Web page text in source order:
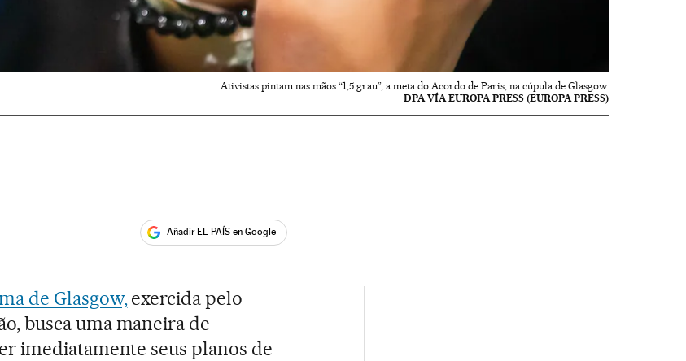
Ativistas pintam nas mãos “1,5 grau”, a meta do Acordo de Paris, na cúpula de Glasgow.
DPA VÍA EUROPA PRESS (EUROPA PRESS)
Añadir EL PAÍS en Google
de Glasgow,exercida pelo
busca uma maneira de
imediatamente seus planos de